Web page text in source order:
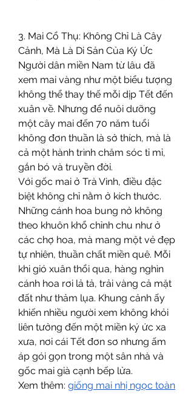
3. Mai Cổ Thụ: Không Chỉ Là Cây
Cảnh, Mà Là Di Sản Của Ký Ức
Người dân miền Nam từ lâu đã
xem mai vàng như một biểu tượng
không thể thay thế mỗi dịp Tết đến
xuân về. Nhưng để nuôi dưỡng
một cây mai đến 70 năm tuổi
không đơn thuần là sở thích, mà là
cả một hành trình chăm sóc tỉ mỉ,
gắn bó và truyền đời.
Với gốc mai ở Trà Vinh, điều đặc
biệt không chỉ nằm ở kích thước.
Những cánh hoa bung nở không
theo khuôn khổ chỉnh chu như ở
các chợ hoa, mà mang một vẻ đẹp
tự nhiên, thuần chất miền quê. Mỗi
khi gió xuân thổi qua, hàng nghìn
cánh hoa rơi lả tả, trải vàng cả mặt
đất như thảm lụa. Khung cảnh ấy
khiến nhiều người xem không khỏi
liên tưởng đến một miền ký ức xa
xưa, nơi cái Tết đơn sơ nhưng ấm
áp gói gọn trong một sân nhà và
gốc mai già cạnh bếp lửa.
Xem thêm: giống mai nhị ngọc toàn